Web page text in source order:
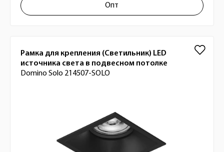
Опт
Рамка для крепления (Светильник) LED
источника света в подвесном потолке
Domino Solo 214507-SOLO